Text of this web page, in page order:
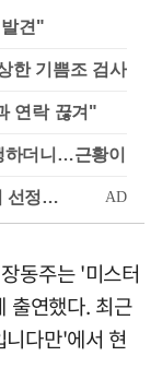
견"
한 기쁨조 검사
연락 끊겨"
하더니…근황이
동주는 '미스터
출연했다. 최근
다만'에서 현